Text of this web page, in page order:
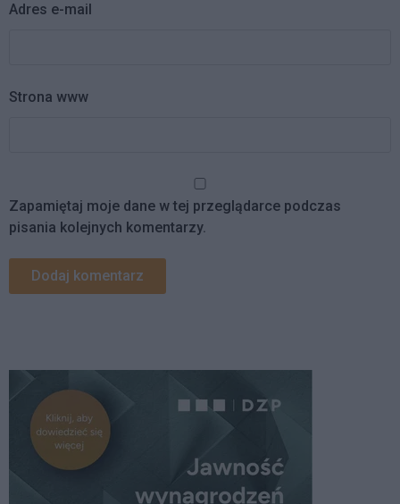
Adres e-mail
Strona www
Zapamiętaj moje dane w tej przeglądarce podczas
pisania kolejnych komentarzy.